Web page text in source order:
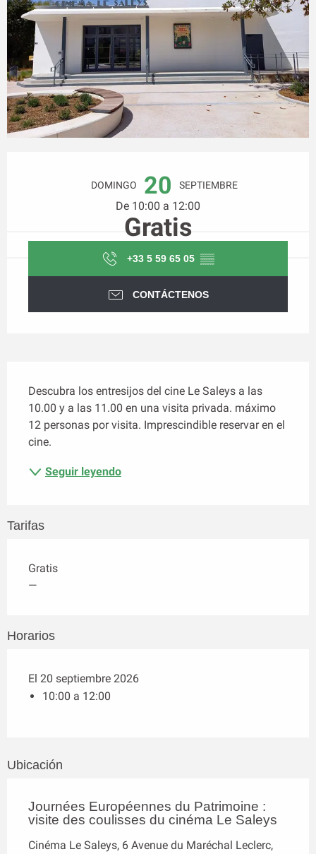
DOMINGO 20 SEPTIEMBRE
De 10:00 a 12:00
Gratis
+33 5 59 65 05 ▒▒
CONTÁCTENOS
Descubra los entresijos del cine Le Saleys a las
10.00 y a las 11.00 en una visita privada. máximo
12 personas por visita. Imprescindible reservar en el
cine.
Seguir leyendo
Tarifas
Gratis
—
Horarios
El 20 septiembre 2026
10:00 a 12:00
Ubicación
Journées Européennes du Patrimoine :
visite des coulisses du cinéma Le Saleys
Cinéma Le Saleys, 6 Avenue du Maréchal Leclerc,